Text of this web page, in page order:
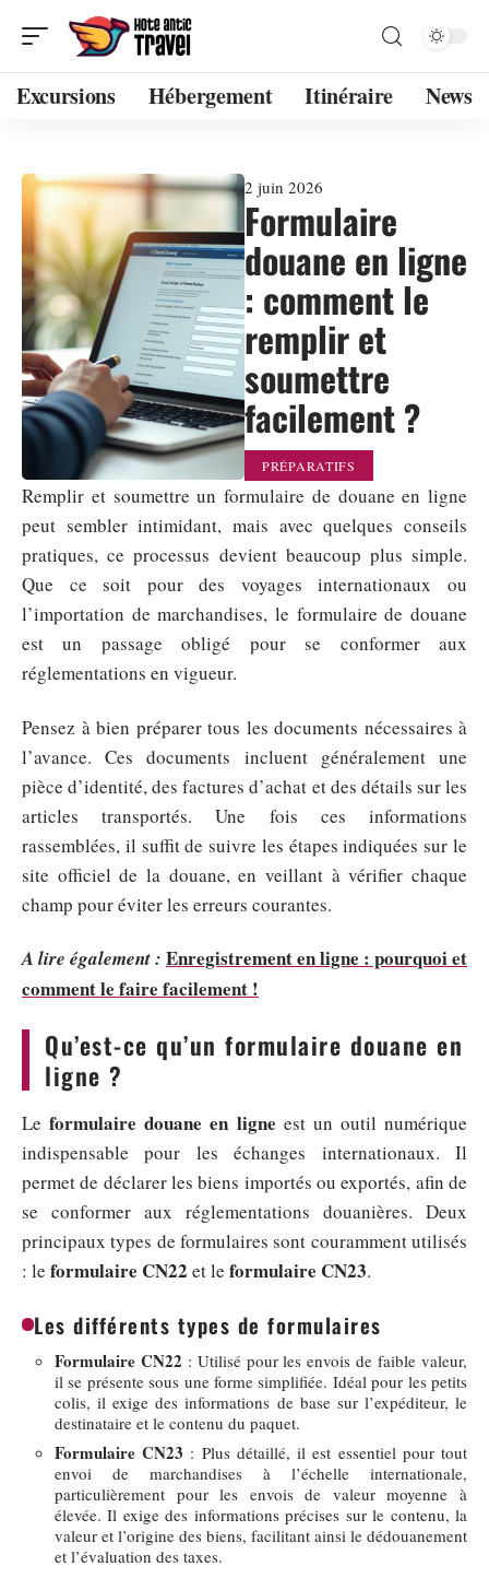
Excursions Hébergement Itinéraire News
2 juin 2026
Formulaire
douane en ligne
: comment le
remplir et
soumettre
facilement ?
PRÉPARATIFS
Remplir et soumettre un formulaire de douane en ligne
peut sembler intimidant, mais avec quelques conseils
pratiques, ce processus devient beaucoup plus simple.
Que ce soit pour des voyages internationaux ou
l’importation de marchandises, le formulaire de douane
est un passage obligé pour se conformer aux
réglementations en vigueur.
Pensez à bien préparer tous les documents nécessaires à
l’avance. Ces documents incluent généralement une
pièce d’identité, des factures d’achat et des détails sur les
articles transportés. Une fois ces informations
rassemblées, il suffit de suivre les étapes indiquées sur le
site officiel de la douane, en veillant à vérifier chaque
champ pour éviter les erreurs courantes.
A lire également : Enregistrement en ligne : pourquoi et
comment le faire facilement !
Qu’est-ce qu’un formulaire douane en
ligne ?
Leformulaire douane en ligne est un outil numérique
indispensable pour les échanges internationaux. Il
permet de déclarer les biens importés ou exportés, afin de
se conformer aux réglementations douanières. Deux
principaux types de formulaires sont couramment utilisés
: le formulaire CN22 et le formulaire CN23.
Les différents types de formulaires
Formulaire CN22 : Utilisé pour les envois de faible valeur,
il se présente sous une forme simplifiée. Idéal pour les petits
colis, il exige des informations de base sur l’expéditeur, le
destinataire et le contenu du paquet.
Formulaire CN23 : Plus détaillé, il est essentiel pour tout
envoi de marchandises à l’échelle internationale,
particulièrement pour les envois de valeur moyenne à
élevée. Il exige des informations précises sur le contenu, la
valeur et l’origine des biens, facilitant ainsi le dédouanement
et l’évaluation des taxes.